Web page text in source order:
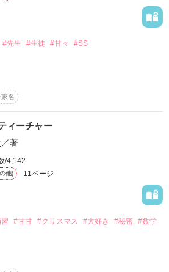
す】
#先生 #生徒 #甘々 #SS
コみたいに甘そうだな」
るの？」
、とっても甘めな予感。
があって……？
家名
ィーチャー
／著
/4,142
他) 11ページ
#甘甘 #クリスマス #大好き #秘密 #数学